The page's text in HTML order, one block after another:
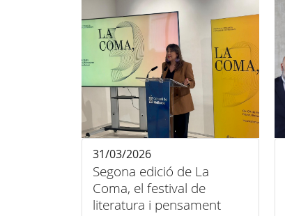
Segona edició de La
Coma, el festival de
literatura i pensament
31/03/2026